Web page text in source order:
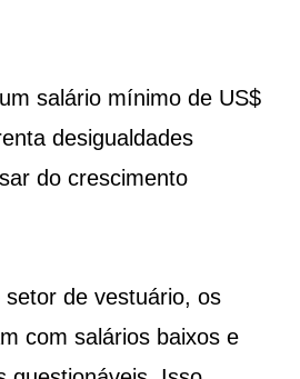
salário mínimo de US$
desigualdades
do crescimento
de vestuário, os
com salários baixos e